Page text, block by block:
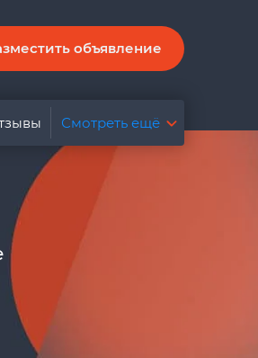
объявление
Смотреть ещё